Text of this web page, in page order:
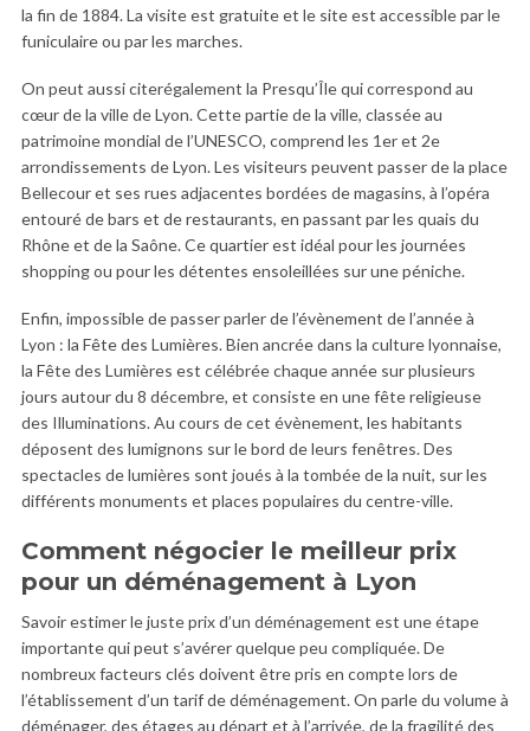
la fin de 1884. La visite est gratuite et le site est accessible par le
funiculaire ou par les marches.
On peut aussi citerégalement la Presqu’Île qui correspond au
cœur de la ville de Lyon. Cette partie de la ville, classée au
patrimoine mondial de l’UNESCO, comprend les 1er et 2e
arrondissements de Lyon. Les visiteurs peuvent passer de la place
Bellecour et ses rues adjacentes bordées de magasins, à l’opéra
entouré de bars et de restaurants, en passant par les quais du
Rhône et de la Saône. Ce quartier est idéal pour les journées
shopping ou pour les détentes ensoleillées sur une péniche.
Enfin, impossible de passer parler de l’évènement de l’année à
Lyon : la Fête des Lumières. Bien ancrée dans la culture lyonnaise,
la Fête des Lumières est célébrée chaque année sur plusieurs
jours autour du 8 décembre, et consiste en une fête religieuse
des Illuminations. Au cours de cet évènement, les habitants
déposent des lumignons sur le bord de leurs fenêtres. Des
spectacles de lumières sont joués à la tombée de la nuit, sur les
différents monuments et places populaires du centre-ville.
Comment négocier le meilleur prix
pour un déménagement à Lyon
Savoir estimer le juste prix d’un déménagement est une étape
importante qui peut s’avérer quelque peu compliquée. De
nombreux facteurs clés doivent être pris en compte lors de
l’établissement d’un tarif de déménagement. On parle du volume à
déménager, des étages au départ et à l’arrivée, de la fragilité des